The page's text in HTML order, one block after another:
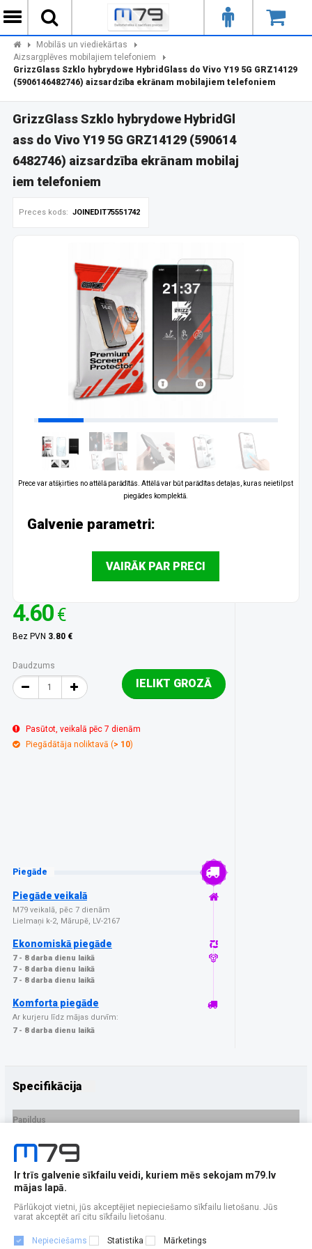
Mobilās un viediekārtas
Aizsargplēves mobilajiem telefoniem
GrizzGlass Szklo hybrydowe HybridGlass do Vivo Y19 5G GRZ14129
(5906146482746) aizsardzība ekrānam mobilajiem telefoniem
GrizzGlass Szklo hybrydowe HybridGl
ass do Vivo Y19 5G GRZ14129 (590614
6482746) aizsardzība ekrānam mobilaj
iem telefoniem
Preces kods: JOINEDIT75551742
Prece var atšķirties no attēlā parādītās. Attēlā var būt parādītas detaļas, kuras neietilpst
piegādes komplektā.
Galvenie parametri:
VAIRĀK PAR PRECI
4.60 €
Bez PVN 3.80 €
Daudzums
IELIKT GROZĀ
Pasūtot, veikalā pēc 7 dienām
Piegādātāja noliktavā (> 10)
Piegāde
Piegāde veikalā
M79 veikalā, pēc 7 dienām
Lielmaņi k-2, Mārupē, LV-2167
Ekonomiskā piegāde
7 - 8 darba dienu laikā
7 - 8 darba dienu laikā
7 - 8 darba dienu laikā
Komforta piegāde
Ar kurjeru līdz mājas durvīm:
7 - 8 darba dienu laikā
Specifikācija
Papildus
Ražotājs
PRECES APRAKSTS
EAN - 5906146482746
Ir trīs galvenie sīkfailu veidi, kuriem mēs sekojam m79.lv
mājas lapā.
Pārlūkojot vietni, jūs akceptējiet nepieciešamo sīkfailu lietošanu. Jūs
varat akceptēt arī citu sīkfailu lietošanu.
Nepieciešams Statistika Mārketings